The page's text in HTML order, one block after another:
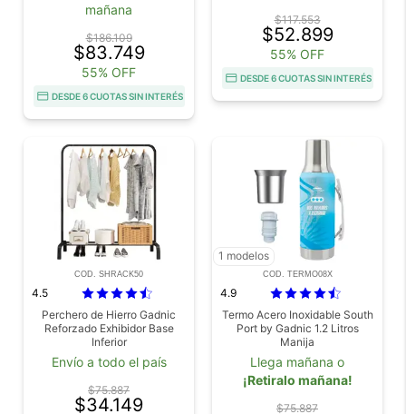
mañana
$186.109
$83.749
55% OFF
DESDE 6 CUOTAS SIN INTERÉS
$117.553
$52.899
55% OFF
DESDE 6 CUOTAS SIN INTERÉS
COD. SHRACK50
4.5
Perchero de Hierro Gadnic
Reforzado Exhibidor Base
Inferior
Envío a todo el país
$75.887
$34.149
1 modelos
COD. TERMO08X
4.9
Termo Acero Inoxidable South
Port by Gadnic 1.2 Litros
Manija
Llega mañana o
¡Retiralo mañana!
$75.887